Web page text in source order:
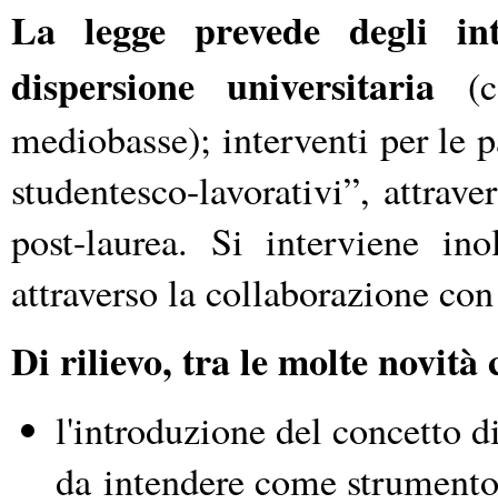
La legge prevede degli
dispersione universitaria(
mediobasse); interventi per le
studentesco-lavorativi”,
post-laurea. Si interviene
attraverso la collaborazione
Di rilievo, tra le molte novità
l'introduzione del concetto
da intendere come